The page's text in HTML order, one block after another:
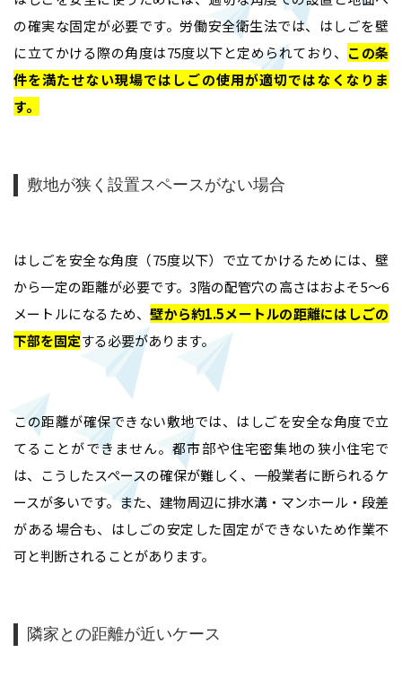
の確実な固定が必要です。労働安全衛生法では、はしごを壁
に立てかける際の角度は75度以下と定められており、 この条
件を満たせない現場ではしごの使用が適切ではなくなりま
す。
敷地が狭く設置スペースがない場合
はしごを安全な角度（75度以下）で立てかけるためには、壁
から一定の距離が必要です。3階の配管穴の高さはおよそ5〜6
メートルになるため、壁から約1.5メートルの距離にはしごの
下部を固定する必要があります。
この距離が確保できない敷地では、はしごを安全な角度で立
てることができません。都市部や住宅密集地の狭小住宅で
は、こうしたスペースの確保が難しく、一般業者に断られるケ
ースが多いです。また、建物周辺に排水溝・マンホール・段差
がある場合も、はしごの安定した固定ができないため作業不
可と判断されることがあります。
隣家との距離が近いケース